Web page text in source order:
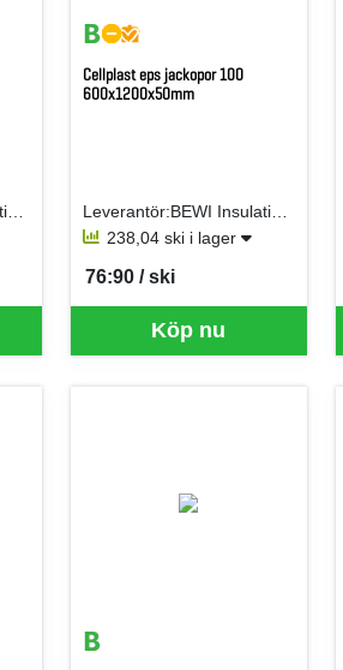
Leverantör:BEWI Insulation AB (Jackon AB)
Cellplast eps jackopor 100
600x1200x50mm
238,04 ski i lager
Köp nu
76:90 / ski
SEK per SKI